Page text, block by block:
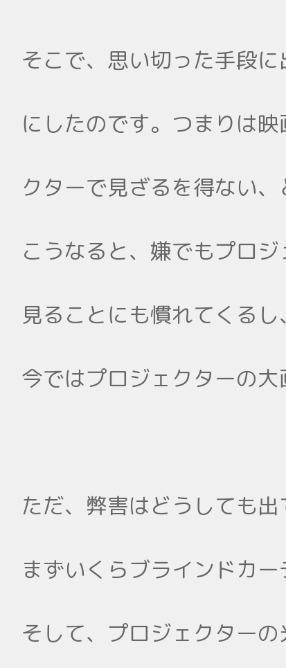
そこで、思い切った手段
にしたのです。つまりは
クターで見ざるを得ない、
こうなると、嫌でもプロ
見ることにも慣れてくるし
今ではプロジェクターの
ただ、弊害はどうしても出
まずいくらブラインドカ
そして、プロジェクター